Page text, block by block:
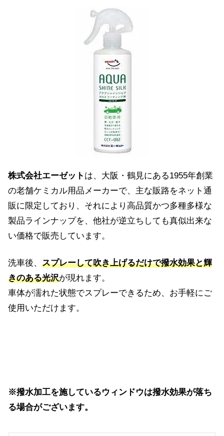
株式会社エーゼット は、大阪・鶴見にある1955年創業
の老舗ケミカル用品メーカーで、主な販路をネット通
販に限定しており、それにより高品質かつ多種多様な
製品ラインナップを、他社が逆立ちしても真似出来な
い価格で販売しています。
洗車後、 スプレーして吹き上げるだけで撥水効果と輝
きのある光沢が現れます。
車体が濡れた状態でスプレーできるため、お手軽にご
使用いただけます。
※撥水加工を施しているウィンドウは撥水効果が落ち
る場合がございます。